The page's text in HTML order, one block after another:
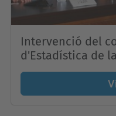
Intervenció del
d'Estadística de